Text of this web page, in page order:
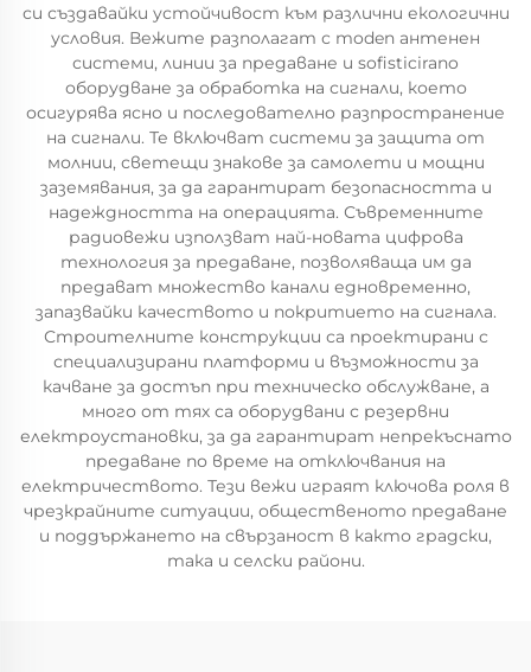
си създавайки устойчивост към различни екологични
условия. Вежите разполагат с moden антенен
системи, линии за предаване и sofisticirano
оборудване за обработка на сигнали, което
осигурява ясно и последователно разпространение
на сигнали. Те включват системи за защита от
молнии, светещи знакове за самолети и мощни
заземявания, за да гарантират безопасността и
надеждността на операцията. Съвременните
радиовежи използват най-новата цифрова
технология за предаване, позволяваща им да
предават множество канали едновременно,
запазвайки качеството и покритието на сигнала.
Строителните конструкции са проектирани с
специализирани платформи и възможности за
качване за достъп при техническо обслужване, а
много от тях са оборудвани с резервни
електроустановки, за да гарантират непрекъснато
предаване по време на отключвания на
електричеството. Тези вежи играят ключова роля в
чрезкрайните ситуации, общественото предаване
и поддържането на свързаност в както градски,
така и селски райони.